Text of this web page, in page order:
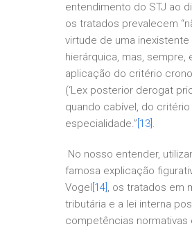
entendimento do STJ ao
os tratados prevalecem
virtude de uma inexistente
hierárquica, mas, sempre,
aplicação do critério
(‘Lex posterior derogat
quando cabível, do critério
especialidade.” [13] .
No nosso entender,
famosa explicação
Vogel [14] , os tratados em
tributária e a lei interna
competências normativas